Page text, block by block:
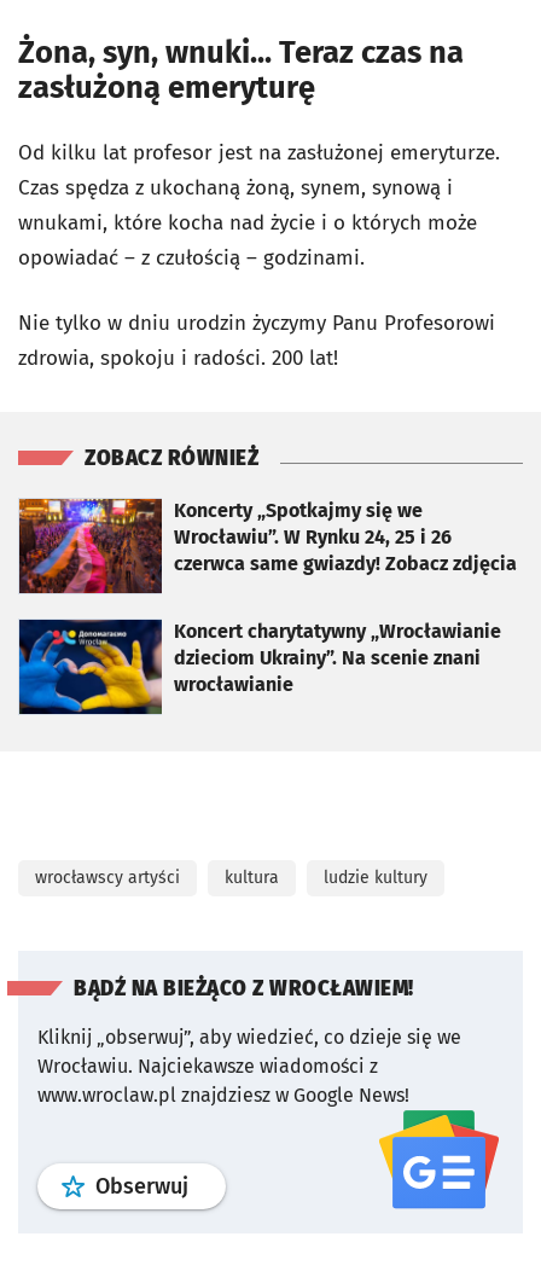
Żona, syn, wnuki... Teraz czas na
zasłużoną emeryturę
Od kilku lat profesor jest na zasłużonej emeryturze.
Czas spędza z ukochaną żoną, synem, synową i
wnukami, które kocha nad życie i o których może
opowiadać – z czułością – godzinami.
Nie tylko w dniu urodzin życzymy Panu Profesorowi
zdrowia, spokoju i radości. 200 lat!
ZOBACZ RÓWNIEŻ
Koncerty „Spotkajmy się we
Wrocławiu”. W Rynku 24, 25 i 26
czerwca same gwiazdy! Zobacz zdjęcia
otworzy się w nowej karcie
Koncert charytatywny „Wrocławianie
dzieciom Ukrainy”. Na scenie znani
wrocławianie
otworzy się w nowej karcie
wrocławscy artyści kultura ludzie kultury
BĄDŹ NA BIEŻĄCO Z WROCŁAWIEM!
Kliknij „obserwuj”, aby wiedzieć, co dzieje się we
Wrocławiu. Najciekawsze wiadomości z
www.wroclaw.pl znajdziesz w Google News!
Obserwuj profil serwisu